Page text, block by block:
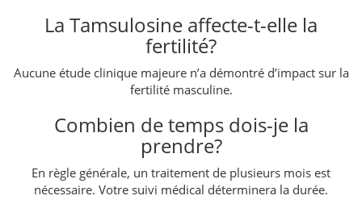
La Tamsulosine affecte-t-elle la
fertilité?
Aucune étude clinique majeure n’a démontré d’impact sur la
fertilité masculine.
Combien de temps dois-je la
prendre?
En règle générale, un traitement de plusieurs mois est
nécessaire. Votre suivi médical déterminera la durée.